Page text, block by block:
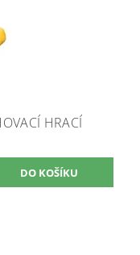
HRACÍ